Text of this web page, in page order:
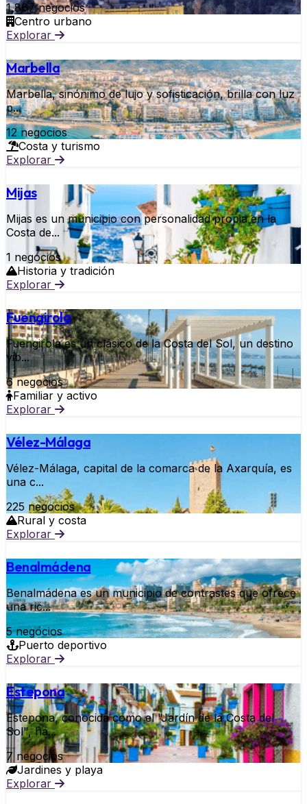
1,867 negocios
Centro urbano
Explorar
Marbella
Marbella, sinónimo de lujo y sofisticación, brilla con luz
p...
12 negocios
Costa y turismo
Explorar
Mijas
Mijas es un municipio con personalidad propia en la
Costa de...
1 negocios
Historia y tradición
Explorar
Fuengirola
Fuengirola es un clásico de la Costa del Sol, un destino
vib...
6 negocios
Familiar y activo
Explorar
Vélez-Málaga
Vélez-Málaga, capital de la comarca de la Axarquía, es
una c...
225 negocios
Rural y costa
Explorar
Benalmádena
Benalmádena es un municipio de contrastes que ofrece
una ric...
5 negocios
Puerto deportivo
Explorar
Estepona
Estepona, conocida como el "Jardín de la Costa del
Sol", ha...
7 negocios
Jardines y playa
Explorar